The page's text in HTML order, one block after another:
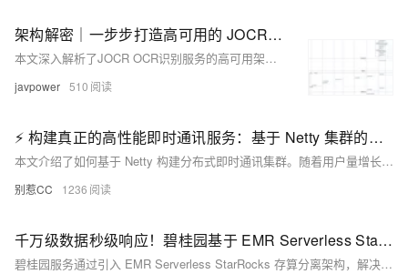
架构解密｜一步步打造高可用的 JOCR OCR 识别服务
本文深入解析了JOCR OCR识别服务的高可用架构设计，涵盖从用户上传、智能调度、核心识别到容错监控的完整链路，助力打造高性能、低成本的工业级OCR服务。
javpower 510
⚡ 构建真正的高性能即时通讯服务：基于 Netty 集群的架构设计与实现
本文介绍了如何基于 Netty 构建分布式即时通讯集群。随着用户量增长，单体架构面临性能瓶颈，文章对比了三种集群方案：Nginx 负载均衡、注册中心服务发现与基于 ZooKeeper 的消息路由架构。最终选择第三种方案，通过 ZooKeeper 实现服务注册发现与消息路由，并结合 RabbitMQ 支持跨服务器消息广播。文中还详细讲解了 ZooKeeper 搭建、Netty 集群改造、动态端口分配、服务注册、负载均衡及消息广播的实现，构建了一个高可用、可水平扩展的即时通讯系统。
别惹CC 1236
千万级数据秒级响应！碧桂园基于 EMR Serverless StarRocks 升级存算分离架构实践
碧桂园服务通过引入 EMR Serverless StarRocks 存算分离架构，解决了海量数据处理中的资源利用率低、并发能力不足等问题，显著降低了硬件和运维成本。实时查询性能提升8倍，查询出错率减少30倍，集群数据 SLA 达99.99%。此次技术升级不仅优化了用户体验，还结合AI打造了“一看”和“—问”智能场景助力精准决策与风险预测。